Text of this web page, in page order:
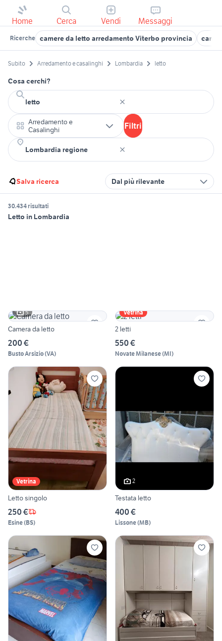
Home Cerca Vendi Messaggi
Ricerche camere da letto arredamento Viterbo provincia
Subito Arredamento e casalinghi Lombardia letto
Cosa cerchi?
Arredamento e
Casalinghi
Filtri
Salva ricerca Dal più rilevante
30.434 risultati
Letto in Lombardia
5
Camera da letto
200 €
Busto Arsizio(VA)
Vetrina
2 letti
550 €
Novate Milanese(MI)
Vetrina
Letto singolo
250 €
Esine(BS)
2
Testata letto
400 €
Lissone(MB)